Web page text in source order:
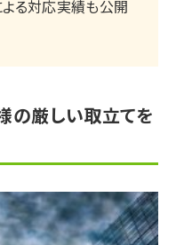
よる対応実績も公開
の厳しい取立てを